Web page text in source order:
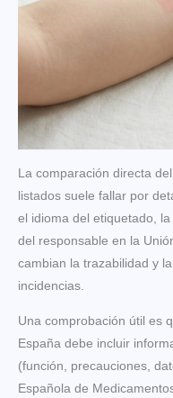
La comparación directa del
listados suele fallar por
el idioma del etiquetado,
del responsable en la
cambian la trazabilidad y
incidencias.
Una comprobación útil es
España debe incluir
(función, precauciones,
Española de